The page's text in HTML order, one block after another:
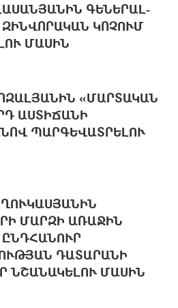
ԳԵՆԵՐԱԼ-
ԿՈՉՈՒՄ
ՄԱՍԻՆ
«ՄԱՐՏԱԿԱՆ
ԱՍՏԻՃԱՆԻ
ՊԱՐԳԵՎԱՏՐԵԼՈՒ
ՄԱՐԶԻ ԱՌԱՋԻՆ
ԴԱՏԱՐԱՆԻ
ՆՇԱՆԱԿԵԼՈՒ ՄԱՍԻՆ